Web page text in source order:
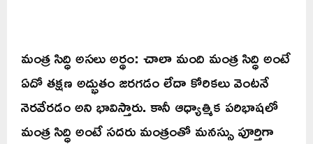
మంత్ర సిద్ధి అసలు అర్థం: చాలా మంది మంత్ర సిద్ధి అంటే
ఏదో తక్షణ అద్భుతం జరగడం లేదా కోరికలు వెంటనే
నెరవేరడం అని భావిస్తారు. కానీ ఆధ్యాత్మిక పరిభాషలో
మంత్ర సిద్ధి అంటే సదరు మంత్రంతో మనస్సు పూర్తిగా